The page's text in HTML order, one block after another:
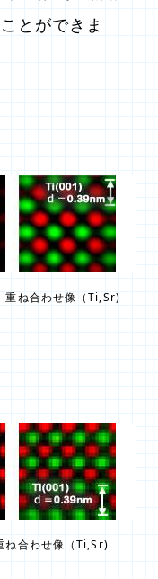
とができま
合わせ像（Ti,Sr)
わせ像（Ti,Sr)